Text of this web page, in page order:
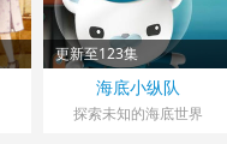
更新至123集
海底小纵队
探索未知的海底世界